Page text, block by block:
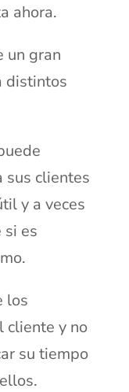
ahora.
un gran
distintos
sus clientes
y a veces
si es
los
cliente y no
su tiempo